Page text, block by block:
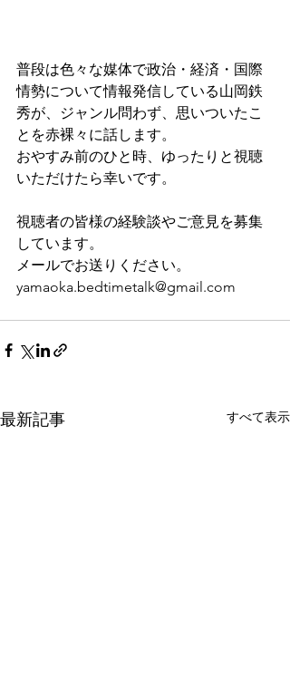
普段は色々な媒体で政治・経済・国際
情勢について情報発信している山岡鉄
秀が、ジャンル問わず、思いついたこ
とを赤裸々に話します。
おやすみ前のひと時、ゆったりと視聴
いただけたら幸いです。
視聴者の皆様の経験談やご意見を募集
しています。
メールでお送りください。
yamaoka.bedtimetalk@gmail.com
最新記事 すべて表示